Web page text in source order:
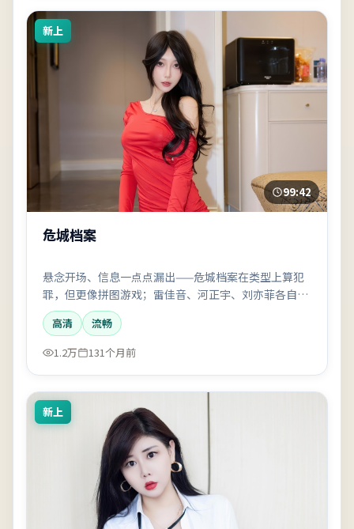
新上
99:42
危城档案
悬念开场、信息一点点漏出——危城档案在类型上算犯
罪，但更像拼图游戏；雷佳音、河正宇、刘亦菲各自揣
着半句真话，看到最后才拼圆。
高清
流畅
1.2万
131个月前
新上